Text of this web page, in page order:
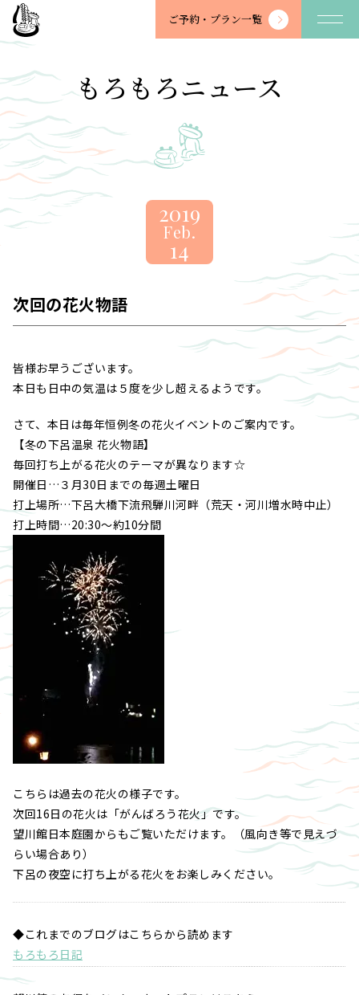
望
川
-
BOSENKAN
ご予約・ プラン一覧
もろもろニュース
2019
Feb.
14
次回の花火物語
皆様お早うございます。
本日も日中の気温は５度を少し超えるようです。
さて、本日は毎年恒例冬の花火イベントのご案内です。
【冬の下呂温泉 花火物語】
毎回打ち上がる花火のテーマが異なります☆
開催日…３月30日までの毎週土曜日
打上場所…下呂大橋下流飛騨川河畔（荒天・河川増水時中止）
打上時間…20:30～約10分間
こちらは過去の花火の様子です。
次回16日の花火は「がんばろう花火」です。
望川館日本庭園からもご覧いただけます。（風向き等で見えづ
らい場合あり）
下呂の夜空に打ち上がる花火をお楽しみください。
◆これまでのブログはこちらから読めます
もろもろ日記